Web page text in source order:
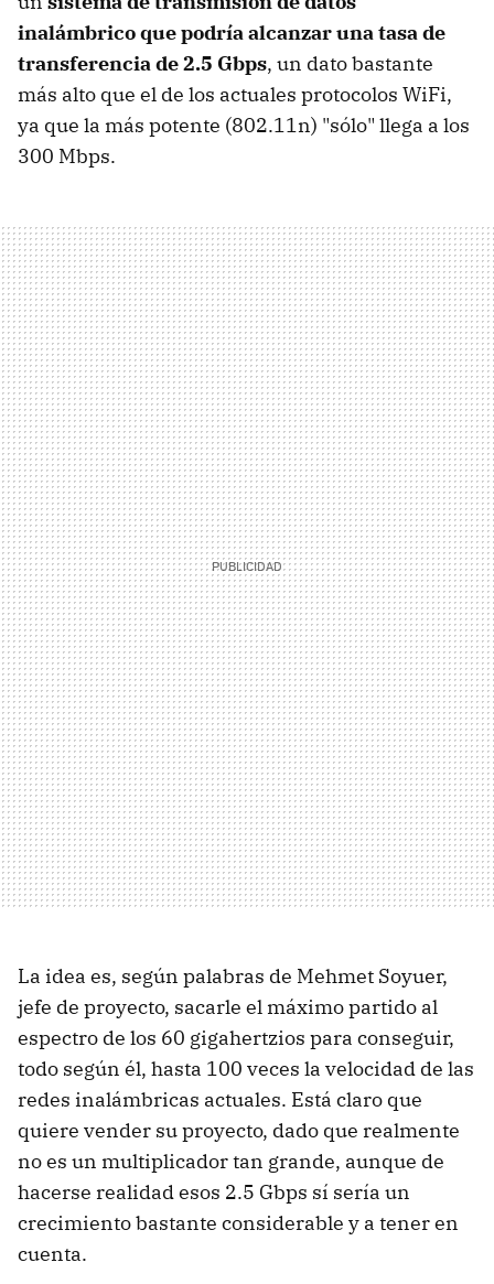
inalámbrico que podría alcanzar una tasa de
transferencia de 2.5 Gbps, un dato bastante
más alto que el de los actuales protocolos WiFi,
ya que la más potente (802.11n) "sólo" llega a los
300 Mbps.
La idea es, según palabras de Mehmet Soyuer,
jefe de proyecto, sacarle el máximo partido al
espectro de los 60 gigahertzios para conseguir,
todo según él, hasta 100 veces la velocidad de las
redes inalámbricas actuales. Está claro que
quiere vender su proyecto, dado que realmente
no es un multiplicador tan grande, aunque de
hacerse realidad esos 2.5 Gbps sí sería un
crecimiento bastante considerable y a tener en
cuenta.